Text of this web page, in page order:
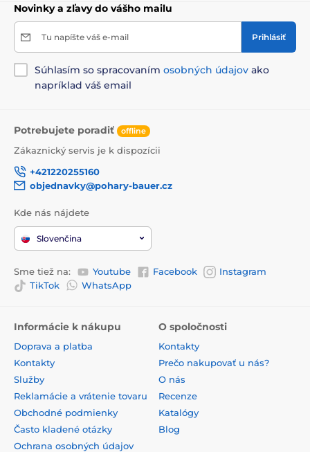
Novinky a zľavy do vášho mailu
Tu napíšte váš e-mail Prihlásiť
Súhlasím so spracovaním osobných údajov ako
napríklad váš email
Potrebujete poradiť offline
Zákaznický servis je k dispozícii
+421220255160
objednavky@pohary-bauer.cz
Kde nás nájdete
Slovenčina
Sme tiež na: Youtube Facebook
Instagram
TikTok
WhatsApp
Informácie k nákupu
Doprava a platba
Kontakty
Služby
Reklamácie a vrátenie tovaru
Obchodné podmienky
Často kladené otázky
Ochrana osobných údajov
O spoločnosti
Kontakty
Prečo nakupovať u nás?
O nás
Recenze
Katalógy
Blog